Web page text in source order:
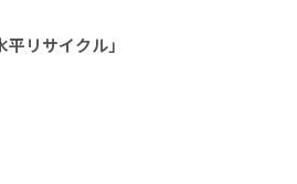
リサイクル」